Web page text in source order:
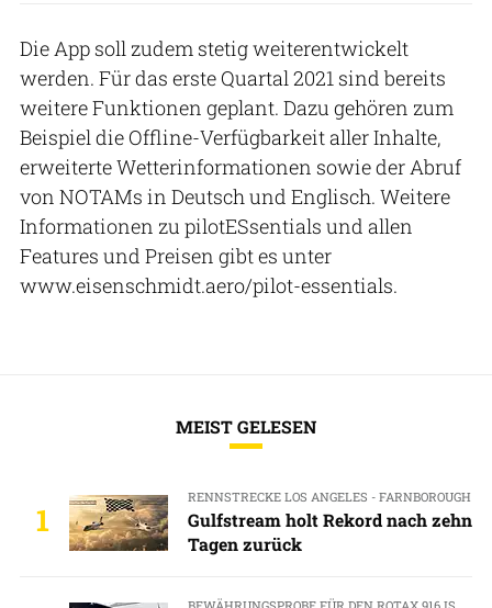
Die App soll zudem stetig weiterentwickelt
werden. Für das erste Quartal 2021 sind bereits
weitere Funktionen geplant. Dazu gehören zum
Beispiel die Offline-Verfügbarkeit aller Inhalte,
erweiterte Wetterinformationen sowie der Abruf
von NOTAMs in Deutsch und Englisch. Weitere
Informationen zu pilotESsentials und allen
Features und Preisen gibt es unter
www.eisenschmidt.aero/pilot-essentials.
MEIST GELESEN
1
RENNSTRECKE LOS ANGELES - FARNBOROUGH
Gulfstream holt Rekord nach zehn
Tagen zurück
BEWÄHRUNGSPROBE FÜR DEN ROTAX 916 IS